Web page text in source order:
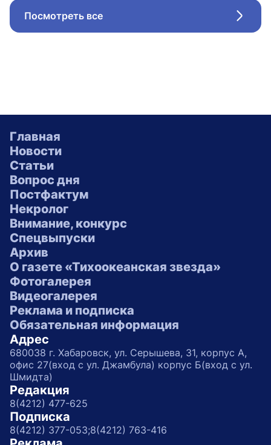
Посмотреть все
Главная
Новости
Статьи
Вопрос дня
Постфактум
Некролог
Внимание, конкурс
Спецвыпуски
Архив
О газете «Тихоокеанская звезда»
Фотогалерея
Видеогалерея
Реклама и подписка
Обязательная информация
Адрес
680038 г. Хабаровск, ул. Серышева, 31, корпус А,
офис 27(вход с ул. Джамбула) корпус Б(вход с ул.
Шмидта)
Редакция
8(4212) 477-625
Подписка
8(4212) 377-053;8(4212) 763-416